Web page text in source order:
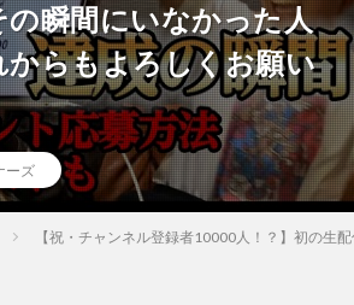
瞬間にいなかった人
からもよろしくお願い
ーズ
【祝・チャンネル登録者10000人！？】初の生